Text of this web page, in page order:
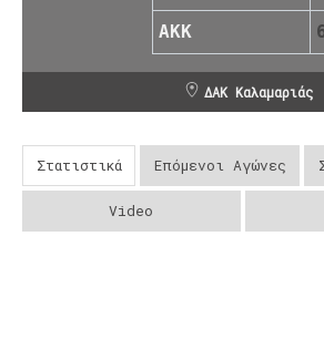
ΑΚΚ
ΔΑΚ Καλαμαριάς
Στατιστικά Επόμενοι Αγώνες
Video